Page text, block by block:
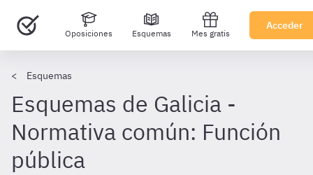
Oposiciones Esquemas Mes gratis
Acceder
Esquemas
Esquemas de Galicia -
Normativa común: Función
pública